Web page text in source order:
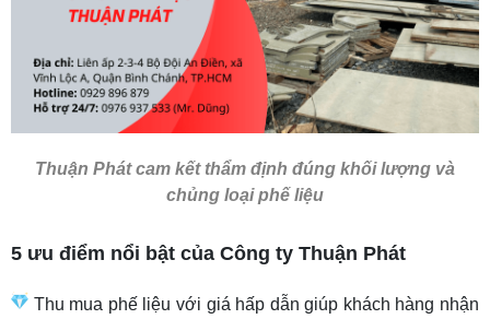
Thuận Phát cam kết thẩm định đúng khối lượng và
chủng loại phế liệu
5 ưu điểm nổi bật của Công ty Thuận Phát
Thu mua phế liệu với giá hấp dẫn giúp khách hàng nhận